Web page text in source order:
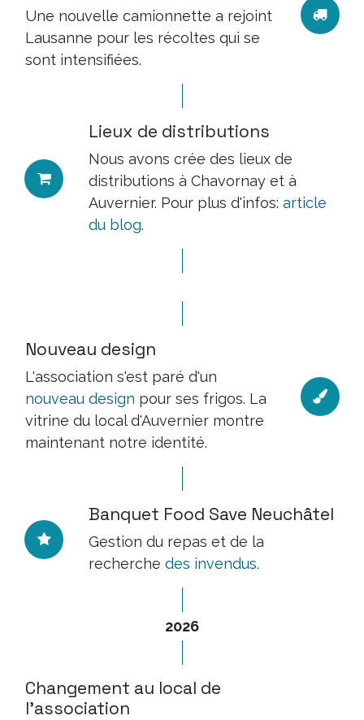
Une nouvelle camionnette a rejoint
Lausanne pour les récoltes qui se
sont intensifiées.
Lieux de distributions
Nous avons crée des lieux de
distributions à Chavornay et à
Auvernier. Pour plus d'infos: article
du blog.
Nouveau design
L'association s'est paré d'un
nouveau design pour ses frigos. La
vitrine du local d'Auvernier montre
maintenant notre identité.
Banquet Food Save Neuchâtel
Gestion du repas et de la
recherche des invendus.
2026
Changement au local de
l'association